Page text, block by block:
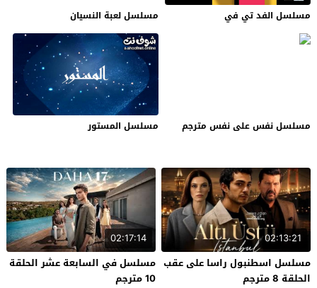
مسلسل الفد تي في مسلسل لعبة النسيان
مسلسل نفس على نفس مترجم مسلسل المستور
02:13:21
مسلسل اسطنبول راسا على عقب
الحلقة 8 مترجم
02:17:14
مسلسل في السابعة عشر الحلقة
10 مترجم